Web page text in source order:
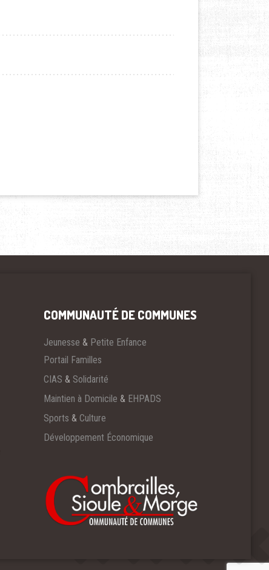
COMMUNAUTÉ DE COMMUNES
Jeunesse & Petite Enfance
Portail Familles
CIAS & Solidarité
Maintien à Domicile & EHPADS
Sports & Culture
Développement Économique